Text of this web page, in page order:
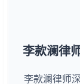
李款澜律
李款澜律师